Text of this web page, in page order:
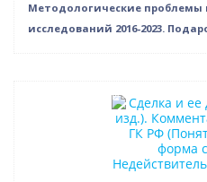
Методологические проблемы
исследований 2016-2023.
Нет в наличии